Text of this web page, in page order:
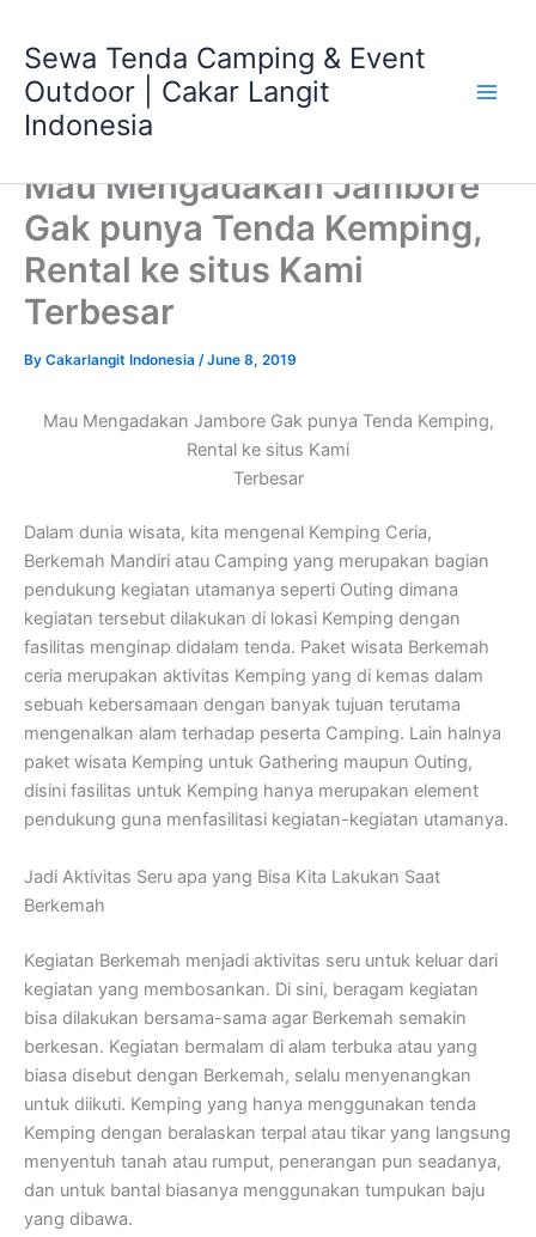
content
Sewa Tenda Camping & Event
Outdoor | Cakar Langit
Indonesia
Mau Mengadakan Jambore
Gak punya Tenda Kemping,
Rental ke situs Kami
Terbesar
By Cakarlangit Indonesia /June 8, 2019
Mau Mengadakan Jambore Gak punya Tenda Kemping,
Rental ke situs Kami
Terbesar
Dalam dunia wisata, kita mengenal Kemping Ceria,
Berkemah Mandiri atau Camping yang merupakan bagian
pendukung kegiatan utamanya seperti Outing dimana
kegiatan tersebut dilakukan di lokasi Kemping dengan
fasilitas menginap didalam tenda. Paket wisata Berkemah
ceria merupakan aktivitas Kemping yang di kemas dalam
sebuah kebersamaan dengan banyak tujuan terutama
mengenalkan alam terhadap peserta Camping. Lain halnya
paket wisata Kemping untuk Gathering maupun Outing,
disini fasilitas untuk Kemping hanya merupakan element
pendukung guna menfasilitasi kegiatan-kegiatan utamanya.
Jadi Aktivitas Seru apa yang Bisa Kita Lakukan Saat
Berkemah
Kegiatan Berkemah menjadi aktivitas seru untuk keluar dari
kegiatan yang membosankan. Di sini, beragam kegiatan
bisa dilakukan bersama-sama agar Berkemah semakin
berkesan. Kegiatan bermalam di alam terbuka atau yang
biasa disebut dengan Berkemah, selalu menyenangkan
untuk diikuti. Kemping yang hanya menggunakan tenda
Kemping dengan beralaskan terpal atau tikar yang langsung
menyentuh tanah atau rumput, penerangan pun seadanya,
dan untuk bantal biasanya menggunakan tumpukan baju
yang dibawa.